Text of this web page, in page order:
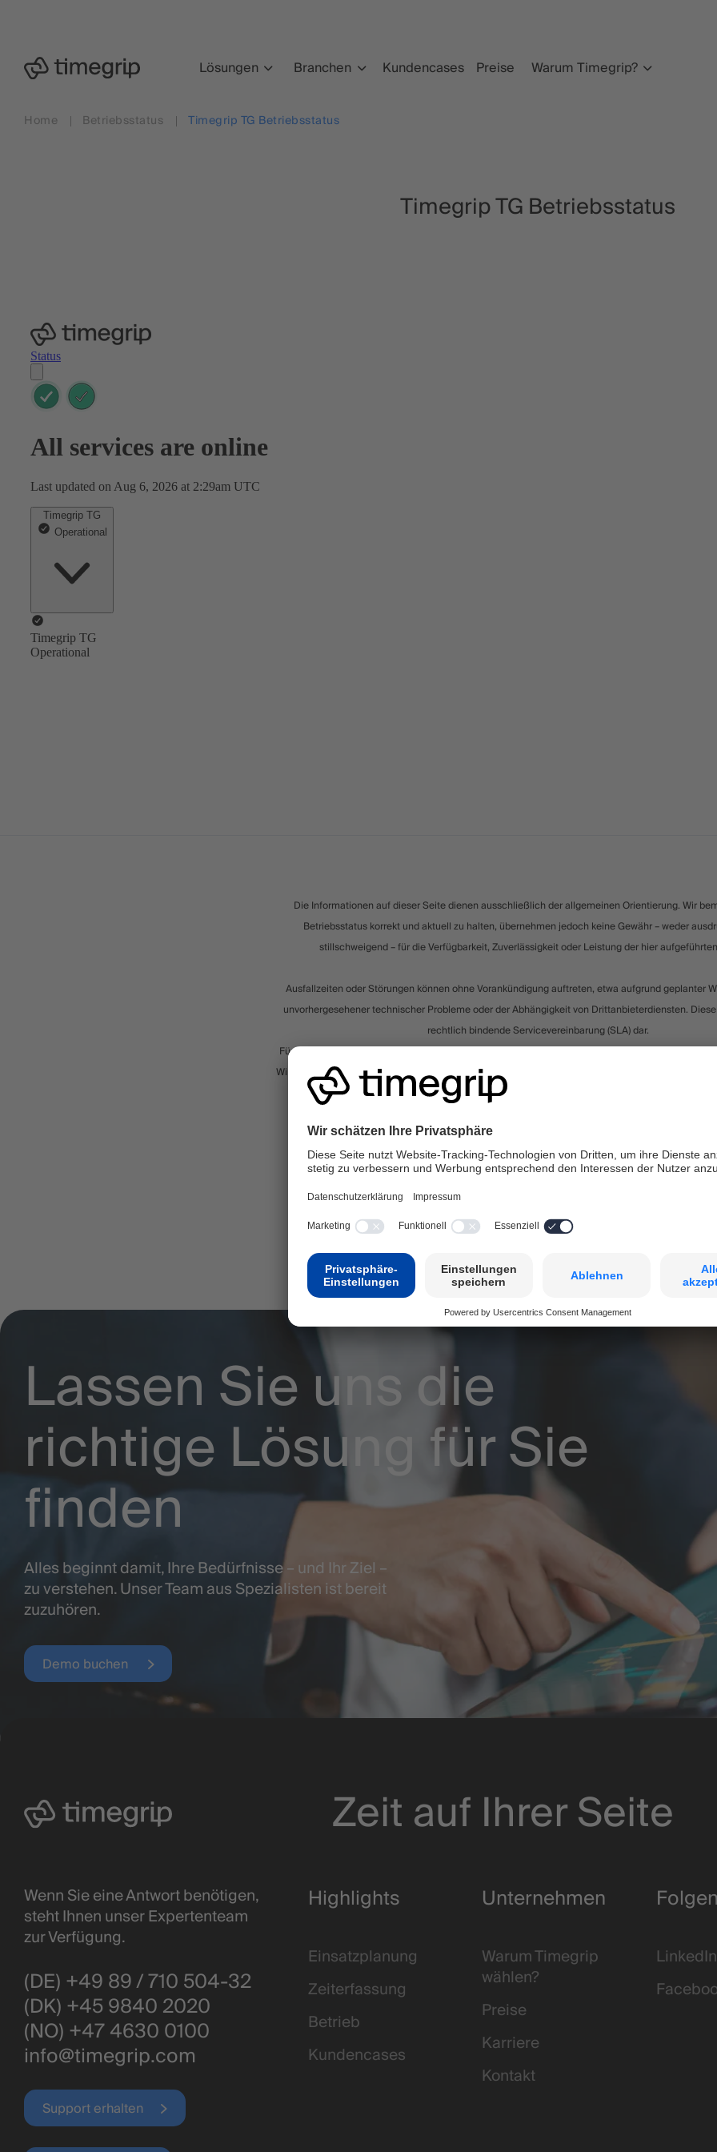
springen
Lösungen Branchen Kundencases Preise Warum Timegrip?
Home Betriebsstatus Timegrip TG Betriebsstatus
TimegripTG Betriebsstatus
Die Informationen auf dieser Seite dienen ausschließlich der allgemeinen Orientierung. Wir
Betriebsstatus korrekt und aktuell zu halten, übernehmen jedoch keine Gewähr – weder
stillschweigend – für die Verfügbarkeit, Zuverlässigkeit oder Leistung der hier
Ausfallzeiten oder Störungen können ohne Vorankündigung auftreten, etwa aufgrund geplanter
unvorhergesehener technischer Probleme oder der Abhängigkeit von Drittanbieterdiensten.
rechtlich bindende Servicevereinbarung (SLA) dar.
Für geschäftskritische Lösungen empfehlen wir die Implementierung zusätzlicher Monitoring-
Wir behalten uns das Recht vor, die Inhalte dieser Seite jederzeit und ohne Vorankündigung zu
oder zu entfernen.
Durch die Nutzung dieser Seite erkennen Sie diese Bedingungen an und
Lassen Sie uns die
richtige Lösung für Sie
finden
Alles beginnt damit, Ihre Bedürfnisse – und Ihr Ziel –
zu verstehen. Unser Team aus Spezialisten ist bereit
zuzuhören.
Demo buchen
Zeit auf Ihrer Seite
Wenn Sie eine Antwort benötigen,
steht Ihnen unser Expertenteam
zur Verfügung.
(DE) +49 89 / 710 504-32
(DK) +45 9840 2020
(NO) +47 4630 0100
info@timegrip.com
Support erhalten
Highlights
Einsatzplanung
Zeiterfassung
Betrieb
Kundencases
Unternehmen
Warum Timegrip
wählen?
Preise
Karriere
Kontakt
LinkedIn